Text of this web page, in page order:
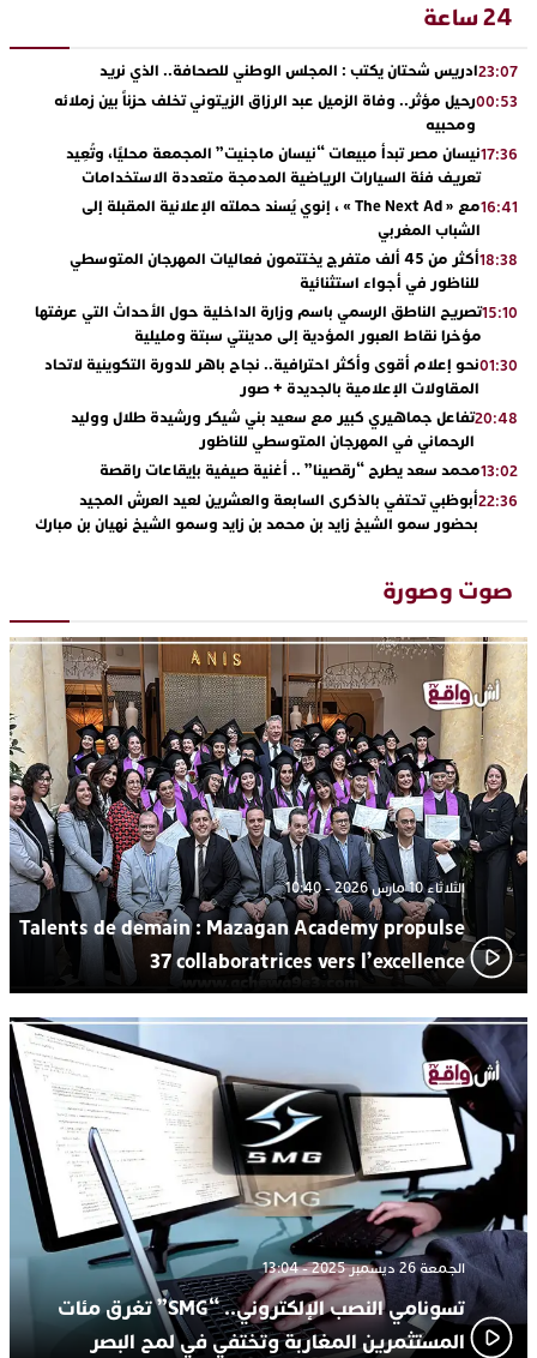
24 ساعة
23:07ادريس شحتان يكتب : المجلس الوطني للصحافة.. الذي نريد
00:53رحيل مؤثر.. وفاة الزميل عبد الرزاق الزيتوني تخلف حزناً بين زملائه
ومحبيه
17:36نيسان مصر تبدأ مبيعات “نيسان ماجنيت” المجمعة محليًا، وتُعِيد
تعريف فئة السيارات الرياضية المدمجة متعددة الاستخدامات
16:41
مع « The Next Ad » ، إنوي يُسند حملته الإعلانية المقبلة إلى
الشباب المغربي
18:38
أكثر من 45 ألف متفرج يختتمون فعاليات المهرجان المتوسطي
للناظور في أجواء استثنائية
15:10تصريح الناطق الرسمي باسم وزارة الداخلية حول الأحداث التي عرفتها
مؤخرا نقاط العبور المؤدية إلى مدينتي سبتة ومليلية
01:30نحو إعلام أقوى وأكثر احترافية.. نجاح باهر للدورة التكوينية لاتحاد
المقاولات الإعلامية بالجديدة + صور
20:48تفاعل جماهيري كبير مع سعيد بني شيكر ورشيدة طلال ووليد
الرحماني في المهرجان المتوسطي للناظور
13:02محمد سعد يطرح “رقصينا” .. أغنية صيفية بإيقاعات راقصة
22:36أبوظبي تحتفي بالذكرى السابعة والعشرين لعيد العرش المجيد
بحضور سمو الشيخ زايد بن محمد بن زايد وسمو الشيخ نهيان بن مبارك
“كوفرة فالغيس”
19:11يقظة أمنية تنهي كابوس الفتاة القاصر: كواليس مثيرة لعملية تحرير
17:27 اتحاد المقاولات الإعلامية يقود قاطرة التكوين بالجديدة ويستضيف
الإعلامي سعيد بلفقير في دورة استثنائية
23:18ترسيخا لثقافة ترشيد الموارد المائية.. اختتام فعاليات النسخة الثانية
من “القرية الذكية للماء” بمركز الاصطياف ببوزنيقة
صوت وصورة
الثلاثاء 10 مارس 2026 - 10:40
Talents de demain : Mazagan Academy propulse
37 collaboratrices vers l’excellence
الجمعة 26 ديسمبر 2025 - 13:04
تسونامي النصب الإلكتروني.. “SMG” تغرق مئات
المستثمرين المغاربة وتختفي في لمح البصر